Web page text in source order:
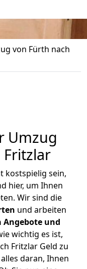
von Fürth nach
Umzug
kostspielig sein,
hier, um Ihnen
Wir sind die
und arbeiten
Angebote und
wichtig es ist,
Fritzlar Geld zu
daran, Ihnen